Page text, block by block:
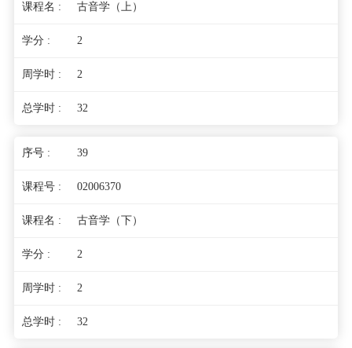
古音学（上）
2
2
32
39
02006370
古音学（下）
2
2
32